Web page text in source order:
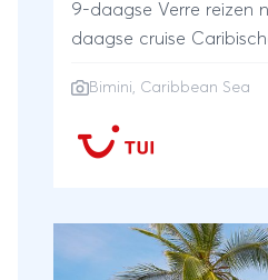
9-daagse Verre reizen
daagse cruise
Bimini, Caribbean Sea